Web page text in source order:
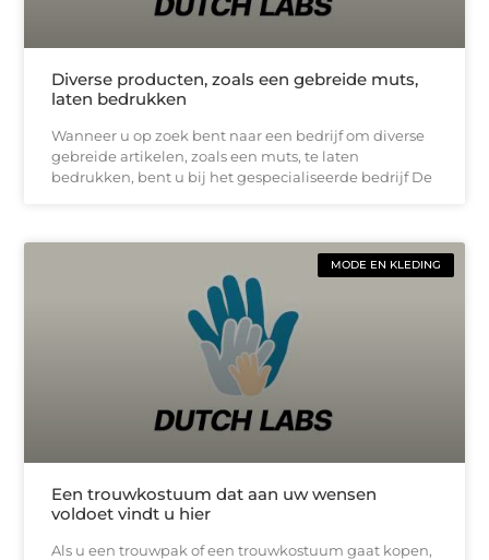
Diverse producten, zoals een gebreide muts,
laten bedrukken
Wanneer u op zoek bent naar een bedrijf om diverse
gebreide artikelen, zoals een muts, te laten
bedrukken, bent u bij het gespecialiseerde bedrijf De
MODE EN KLEDING
Een trouwkostuum dat aan uw wensen
voldoet vindt u hier
Als u een trouwpak of een trouwkostuum gaat kopen,